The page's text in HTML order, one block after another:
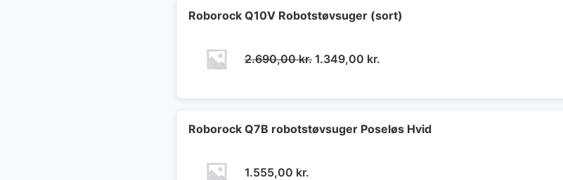
2.690,00 kr..1.349,00 kr..
Roborock Q10V Robotstøvsuger (sort)
2.690,00kr. Den
2.690,00 kr..
1.349,00 kr.
1.349,00 kr..
Roborock Q7B robotstøvsuger Poseløs Hvid
1.555,00 kr.